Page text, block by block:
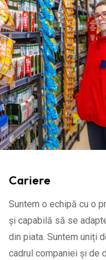
Cariere
Suntem o echipă cu o
și capabilă să se
din piata. Suntem uniți
cadrul companiei și de